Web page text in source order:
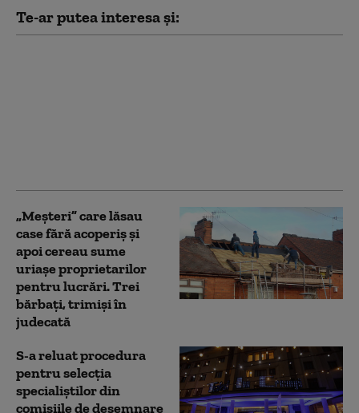
Te-ar putea interesa și:
„Meșteri” care lăsau
case fără acoperiș și
apoi cereau sume
uriașe proprietarilor
pentru lucrări. Trei
bărbați, trimiși în
judecată
S-a reluat procedura
pentru selecţia
specialiştilor din
comisiile de desemnare